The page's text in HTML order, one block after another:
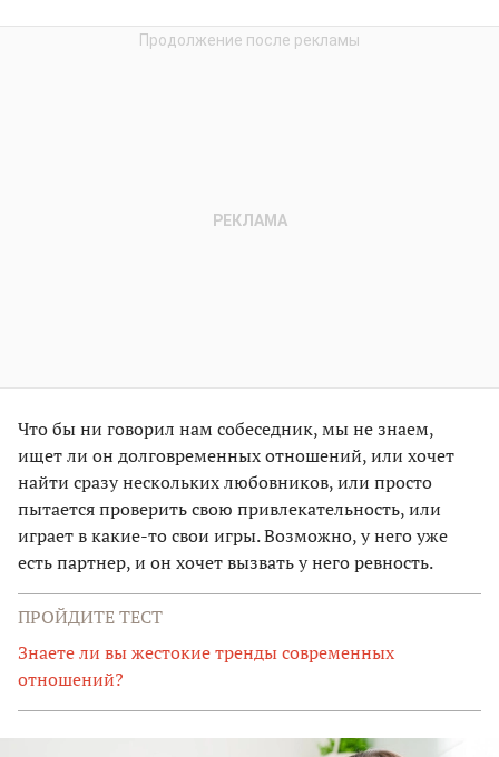
Что бы ни говорил нам собеседник, мы не знаем,
ищет ли он долговременных отношений, или хочет
найти сразу нескольких любовников, или просто
пытается проверить свою привлекательность, или
играет в какие-то свои игры. Возможно, у него уже
есть партнер, и он хочет вызвать у него ревность.
ПРОЙДИТЕ ТЕСТ
Знаете ли вы жестокие тренды современных
отношений?